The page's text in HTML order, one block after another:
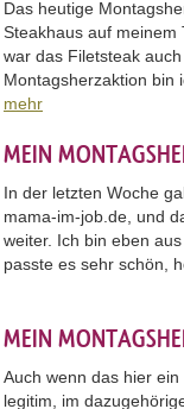
Das heutige
Steakhaus auf meinem
war das Filetsteak
Montagsherzaktion bin
mehr
MEIN
In der letzten Woche
mama-im-job.de, und
weiter. Ich bin eben
passte es sehr schön,
MEIN
Auch wenn das hier
legitim, im